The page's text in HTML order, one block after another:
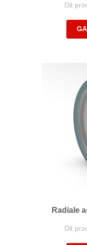
Dit
Radiale
Dit